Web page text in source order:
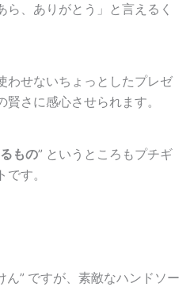
ら、ありがとう」と言えるく
わせないちょっとしたプレゼ
賢さに感心させられます。
もの” というところもプチギ
です。
ん” ですが、素敵なハンドソー